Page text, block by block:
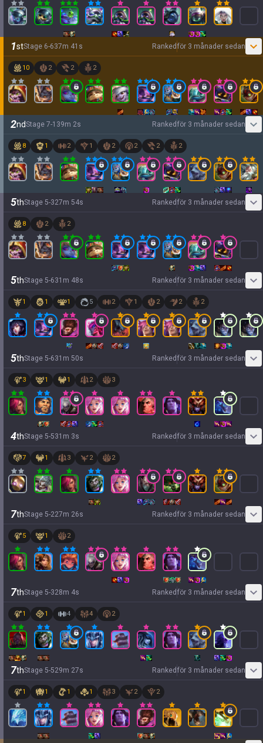
1stStage 6-637m 41 s Ranked för 3 månader sedan
10 2 2 2
2ndStage 7-1 39m 2s Ranked för 3 månader sedan
8 1 2 1 2 2 2 2
5thStage 5-327m 54s Ranked för 3 månader sedan
8 2 2
5thStage 5-631 m 48s Ranked för 3 månader sedan
1 1 1 5 2 1 2 2 2
5thStage 5-631 m 50s Ranked för 3 månader sedan
3 1 1 2 3
4thStage 5-531 m 3s Ranked för 3 månader sedan
7 1 3 2 2
7thStage 5-227m 26s Ranked för 3 månader sedan
5 1 2
7thStage 5-328m 4s Ranked för 3 månader sedan
1 1 4 4 2
7thStage 5-529m 27s Ranked för 3 månader sedan
1 1 1 1 3 2 2